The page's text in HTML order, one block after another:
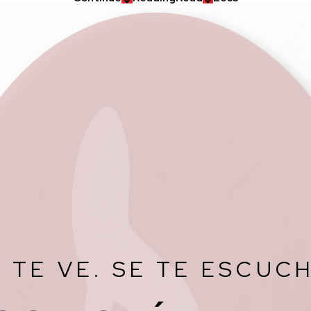
TE VE. SE TE